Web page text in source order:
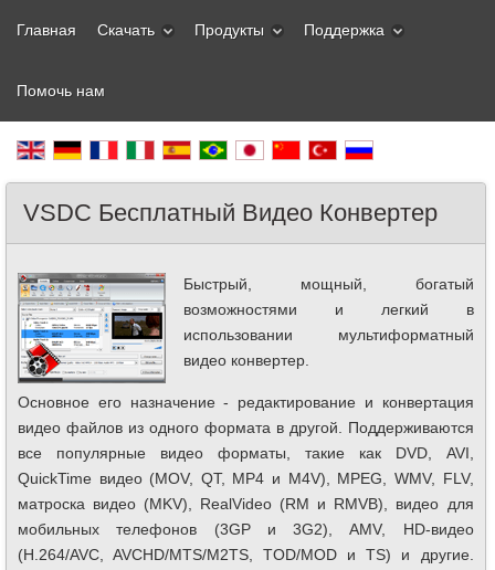
Главная Скачать Продукты Поддержка
Помочь нам
VSDC Бесплатный Видео Конвертер
Быстрый, мощный, богатый
возможностями и легкий в
использовании мультиформатный
видео конвертер.
Основное его назначение - редактирование и конвертация
видео файлов из одного формата в другой. Поддерживаются
все популярные видео форматы, такие как DVD, AVI,
QuickTime видео (MOV, QT, MP4 и M4V), MPEG, WMV, FLV,
матроска видео (MKV), RealVideo (RM и RMVB), видео для
мобильных телефонов (3GP и 3G2), AMV, HD-видео
(H.264/AVC, AVCHD/MTS/M2TS, TOD/MOD и TS) и другие.